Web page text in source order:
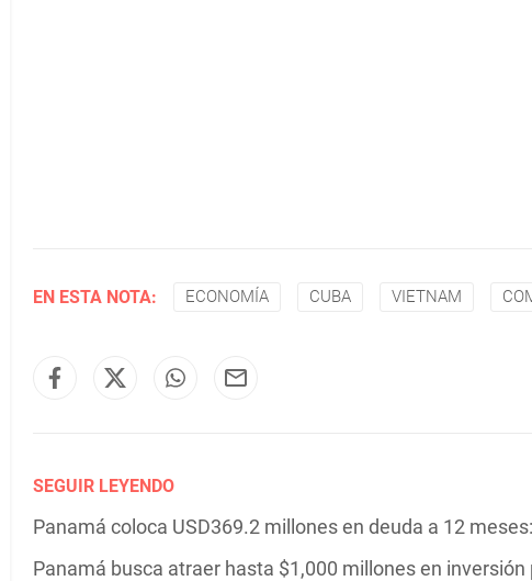
EN ESTA NOTA: ECONOMÍA CUBA VIETNAM
SEGUIR LEYENDO
Panamá coloca USD369.2 millones en deuda a 12
Panamá busca atraer hasta $1,000 millones en